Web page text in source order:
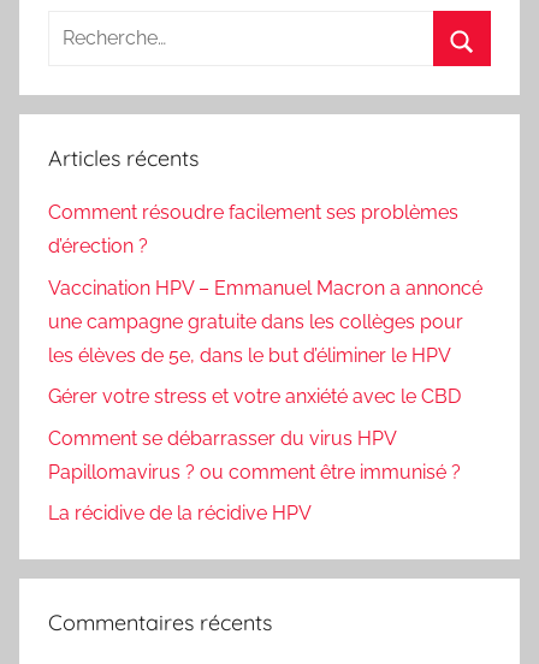
publications
Recherche
:
Articles récents
Comment résoudre facilement ses problèmes
d’érection ?
Vaccination HPV – Emmanuel Macron a annoncé
une campagne gratuite dans les collèges pour
les élèves de 5e, dans le but d’éliminer le HPV
Gérer votre stress et votre anxiété avec le CBD
Comment se débarrasser du virus HPV
Papillomavirus ? ou comment être immunisé ?
La récidive de la récidive HPV
Commentaires récents